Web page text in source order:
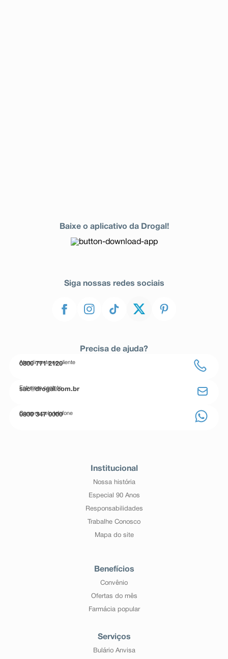
Baixe o aplicativo da Drogal!
Siga nossas redes sociais
Precisa de ajuda?
Atendimento ao cliente
0800 771 2120
Entre em contato
sac@drogal.com.br
Compre pelo telefone
0800 347 0000
Institucional
Nossa história
Especial 90 Anos
Responsabilidades
Trabalhe Conosco
Mapa do site
Benefícios
Convênio
Ofertas do mês
Farmácia popular
Serviços
Bulário Anvisa